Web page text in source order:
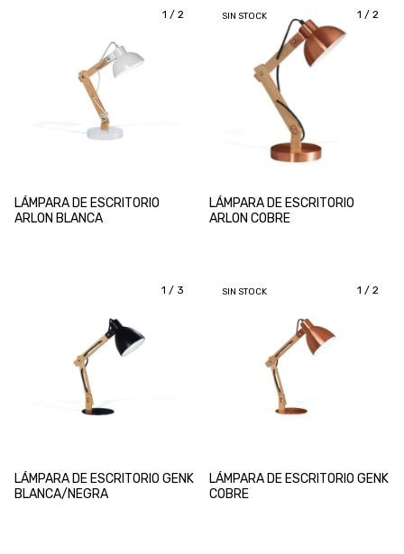
1 / 2
LÁMPARA DE ESCRITORIO
ARLON BLANCA
1 / 2
SIN STOCK
LÁMPARA DE ESCRITORIO
ARLON COBRE
1 / 3
LÁMPARA DE ESCRITORIO GENK
BLANCA/NEGRA
1 / 2
SIN STOCK
LÁMPARA DE ESCRITORIO GENK
COBRE